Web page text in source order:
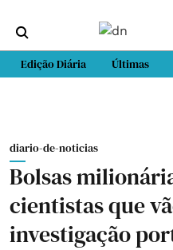
Edição Diária Últimas
diario-de-noticias
Bolsas
cientistas que
investigação